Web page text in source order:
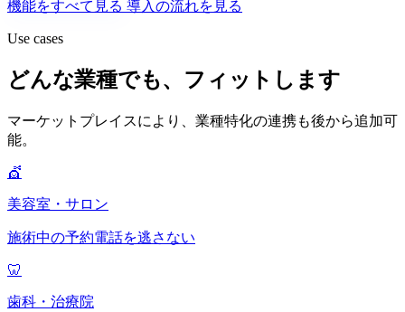
機能をすべて見る 導入の流れを見る
Use cases
どんな業種でも、フィットします
マーケットプレイスにより、業種特化の連携も後から追加可
能。
💇
美容室・サロン
施術中の予約電話を逃さない
🦷
歯科・治療院